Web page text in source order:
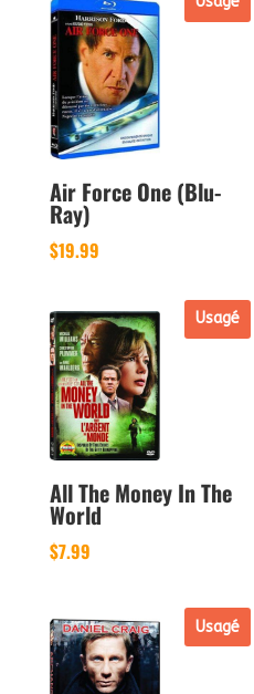
Air Force One (Blu-
Ray)
$19.99
Usagé
All The Money In The
World
$7.99
Usagé